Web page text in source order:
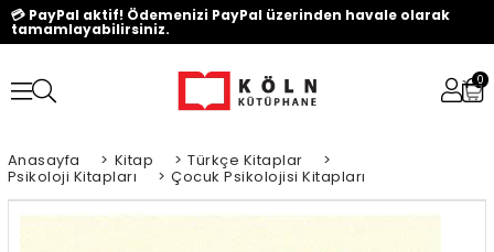
💳 PayPal aktif! Ödemenizi PayPal üzerinden havale olarak
tamamlayabilirsiniz.
0
Anasayfa > Kitap > Türkçe Kitaplar >
Psikoloji Kitapları > Çocuk Psikolojisi Kitapları